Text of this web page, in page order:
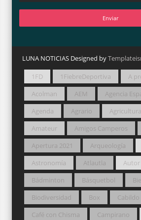
LUNA NOTICIAS Designed by
1FD 1FiebreDeportiva
A
Acolman
AEM
Agencia
Agenda
Agrario Agricultura
Amateur
Amigos Camperos
Apertura 2021
Arqueología
Astronomía
Atlautla
Autor
Bádminton
Básquetbol
Biodiversidad
Box
Cabildo
Café con Chisma
Campirano